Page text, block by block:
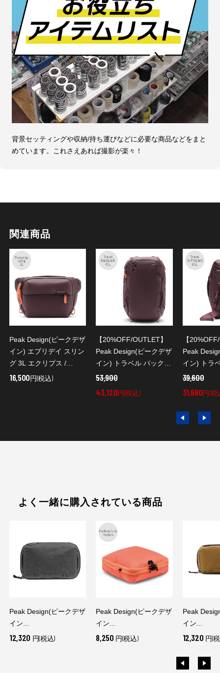
背景セッティングや収納/持ち運びなどに必要な商品などをまと
めています。これさえあれば撮影が楽々！
関連商品
Peak Design(ピークデザ
イン) エブリデイ スリン
グ 3L エクリプス /
BEDS-3-EP-3
16,500円(税込)
【20%OFF/OUTLET】
Peak Design(ピークデザ
イン) トラベル バックパ
ック 45L エクリプス /
53,900
43,120円(税込)
【
Peak
イン) トラ
パック 65L
39,600
31,680円(税
よく一緒に購入されている商品
Peak Design(ピークデザ
イン...
12,320 円(税込)
Peak Design(ピークデザ
イン...
8,250 円(税込)
Peak
イン...
12,320 円(